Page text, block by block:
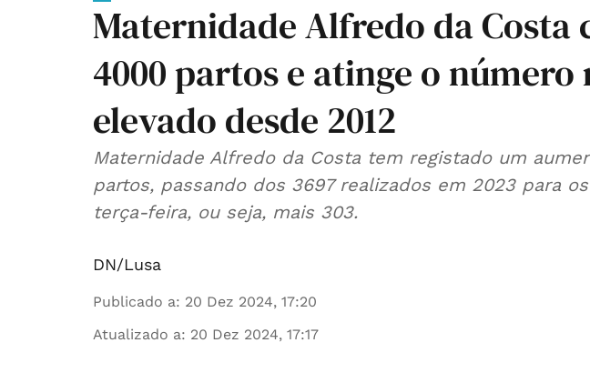
Maternidade Alfredo da Costa
4000 partos e atinge o número
elevado desde 2012
Maternidade Alfredo da Costa tem registado um
partos, passando dos 3697 realizados em 2023 para
terça-feira, ou seja, mais 303.
DN/Lusa
Publicado a: 20 Dez 2024, 17:20
Atualizado a: 20 Dez 2024, 17:17